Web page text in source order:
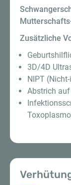
Zusätzliche
3D/4D
NIPT
Abstrich